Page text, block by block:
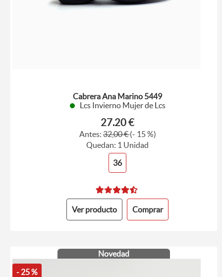
Cabrera Ana Marino 5449
Lcs Invierno Mujer de Lcs
27.20 €
Antes:32,00 €(- 15 %)
Quedan: 1 Unidad
36
Ver producto Comprar
Novedad
- 25 %